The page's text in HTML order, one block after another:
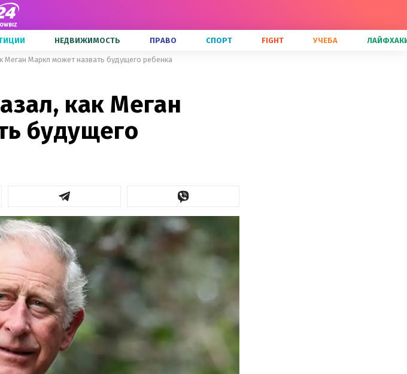
НЕДВИЖИМОСТЬ ПРАВО СПОРТ FIGHT УЧЕБА
Меган Маркл может назвать будущего ребенка
как Меган
будущего